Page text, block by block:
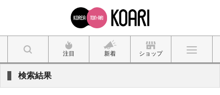
注目 新着 ショップ
検索結果